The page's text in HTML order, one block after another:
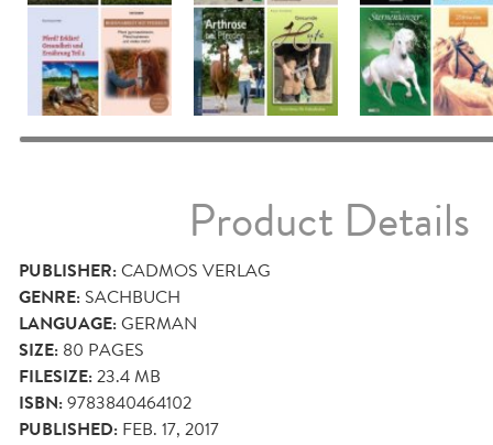
Product Details
PUBLISHER:CADMOS VERLAG
GENRE: SACHBUCH
LANGUAGE:GERMAN
SIZE: 80 PAGES
FILESIZE:23.4 MB
ISBN:9783840464102
PUBLISHED: FEB. 17, 2017